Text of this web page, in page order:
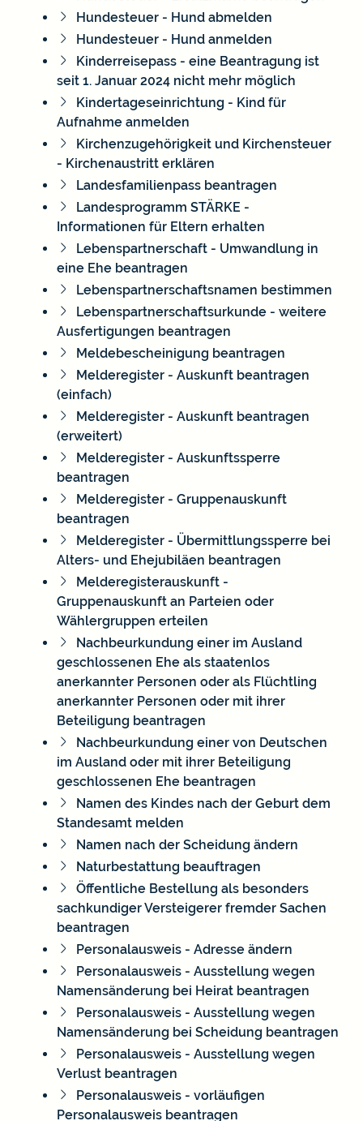
Hundesteuer - Hund abmelden
Hundesteuer - Hund anmelden
Kinderreisepass - eine Beantragung ist
seit 1. Januar 2024 nicht mehr möglich
Kindertageseinrichtung - Kind für
Aufnahme anmelden
Kirchenzugehörigkeit und Kirchensteuer
- Kirchenaustritt erklären
Landesfamilienpass beantragen
Landesprogramm STÄRKE -
Informationen für Eltern erhalten
Lebenspartnerschaft - Umwandlung in
eine Ehe beantragen
Lebenspartnerschaftsnamen bestimmen
Lebenspartnerschaftsurkunde - weitere
Ausfertigungen beantragen
Meldebescheinigung beantragen
Melderegister - Auskunft beantragen
(einfach)
Melderegister - Auskunft beantragen
(erweitert)
Melderegister - Auskunftssperre
beantragen
Melderegister - Gruppenauskunft
beantragen
Melderegister - Übermittlungssperre bei
Alters- und Ehejubiläen beantragen
Melderegisterauskunft -
Gruppenauskunft an Parteien oder
Wählergruppen erteilen
Nachbeurkundung einer im Ausland
geschlossenen Ehe als staatenlos
anerkannter Personen oder als Flüchtling
anerkannter Personen oder mit ihrer
Beteiligung beantragen
Nachbeurkundung einer von Deutschen
im Ausland oder mit ihrer Beteiligung
geschlossenen Ehe beantragen
Namen des Kindes nach der Geburt dem
Standesamt melden
Namen nach der Scheidung ändern
Naturbestattung beauftragen
Öffentliche Bestellung als besonders
sachkundiger Versteigerer fremder Sachen
beantragen
Personalausweis - Adresse ändern
Personalausweis - Ausstellung wegen
Namensänderung bei Heirat beantragen
Personalausweis - Ausstellung wegen
Namensänderung bei Scheidung beantragen
Personalausweis - Ausstellung wegen
Verlust beantragen
Personalausweis - vorläufigen
Personalausweis beantragen